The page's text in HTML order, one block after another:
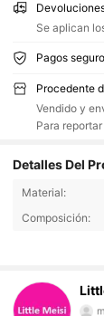
Se aplican
Pagos
Procedente
Vendido y
Para
Detalles Del
Material:
Composición: